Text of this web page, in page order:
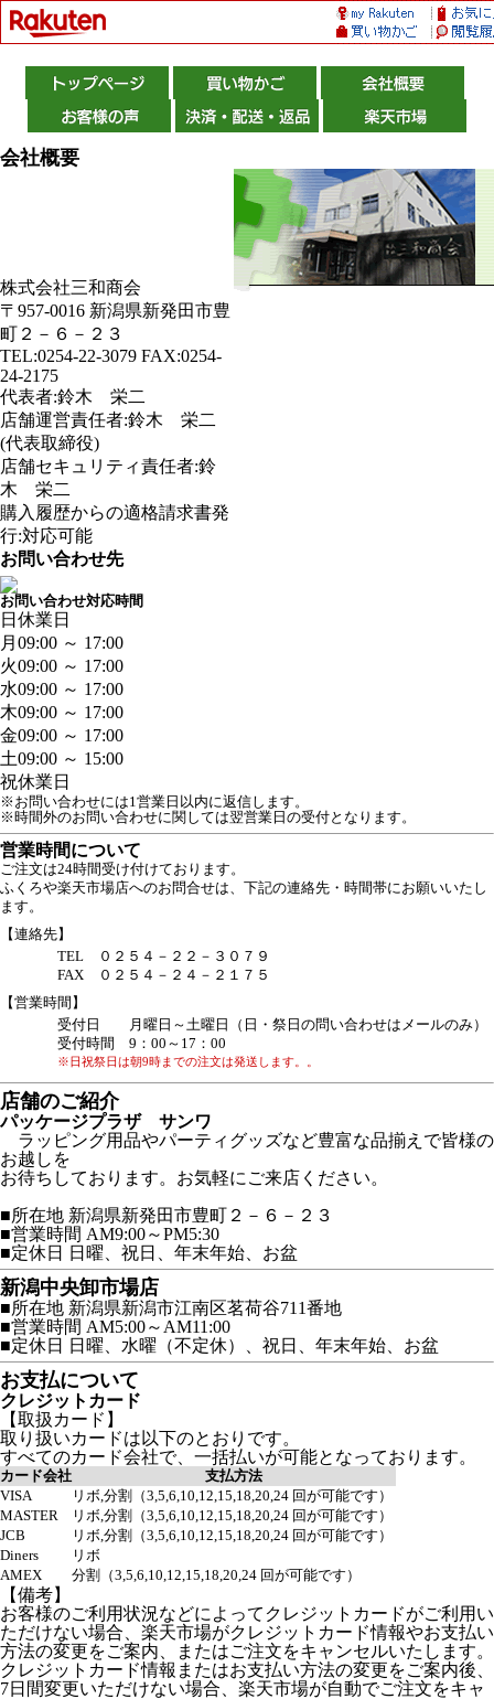
会社概要
株式会社三和商会
〒957-0016 新潟県新発田市豊
町２－６－２３
TEL:0254-22-3079 FAX:0254-
24-2175
代表者:鈴木 栄二
店舗運営責任者:鈴木 栄二
(代表取締役)
店舗セキュリティ責任者:鈴
木 栄二
購入履歴からの適格請求書発
行:対応可能
お問い合わせ先
お問い合わせ対応時間
日 休業日
月 09:00 ～ 17:00
火09:00 ～ 17:00
水09:00 ～ 17:00
木09:00 ～ 17:00
金09:00 ～ 17:00
土09:00 ～ 15:00
祝休業日
※お問い合わせには1営業日以内に返信します。
※時間外のお問い合わせに関しては翌営業日の受付となります。
営業時間について
ご注文は24時間受け付けております。
ふくろや楽天市場店へのお問合せは、下記の連絡先・時間帯にお願いいたし
ます。
【連絡先】
TEL ０２５４－２２－３０７９
FAX ０２５４－２４－２１７５
【営業時間】
受付日 月曜日～土曜日（日・祭日の問い合わせはメールのみ）
受付時間 9：00～17：00
※日祝祭日は朝9時までの注文は発送します。。
店舗のご紹介
パッケージプラザ サンワ
ラッピング用品やパーティグッズなど豊富な品揃えで皆様の
お越しを
お待ちしております。お気軽にご来店ください。
■所在地 新潟県新発田市豊町２－６－２３
■営業時間 AM9:00～PM5:30
■定休日 日曜、祝日、年末年始、お盆
新潟中央卸市場店
■所在地 新潟県新潟市江南区茗荷谷711番地
■営業時間 AM5:00～AM11:00
■定休日 日曜、水曜（不定休）、祝日、年末年始、お盆
お支払について
クレジットカード
【取扱カード】
取り扱いカードは以下のとおりです。
すべてのカード会社で、一括払いが可能となっております。
カード会社
支払方法
VISA
リボ,分割（3,5,6,10,12,15,18,20,24 回が可能です）
MASTER
リボ,分割（3,5,6,10,12,15,18,20,24 回が可能です）
JCB
リボ,分割（3,5,6,10,12,15,18,20,24 回が可能です）
Diners
リボ
AMEX
分割（3,5,6,10,12,15,18,20,24 回が可能です）
【備考】
お客様のご利用状況などによってクレジットカードがご利用い
ただけない場合、楽天市場がクレジットカード情報やお支払い
方法の変更をご案内、またはご注文をキャンセルいたします。
クレジットカード情報またはお支払い方法の変更をご案内後、
7日間変更いただけない場合、楽天市場が自動でご注文をキャ